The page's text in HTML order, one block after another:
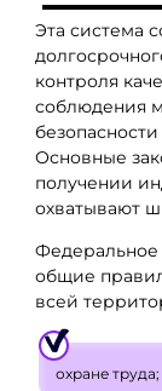
Эта система
контроля
соблюдения
Основные
получении
охватывают
Федеральное
общие
всей
охране труда;